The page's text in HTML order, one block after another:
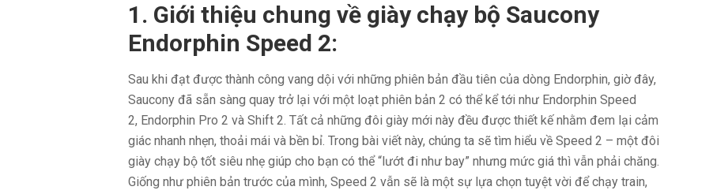
1. Giới thiệu chung về giày chạy bộ Saucony
Endorphin Speed 2:
Sau khi đạt được thành công vang dội với những phiên bản đầu tiên của dòng Endorphin, giờ đây,
Saucony đã sẵn sàng quay trở lại với một loạt phiên bản 2 có thể kể tới như Endorphin Speed
2, Endorphin Pro 2 và Shift 2. Tất cả những đôi giày mới này đều được thiết kế nhằm đem lại cảm
giác nhanh nhẹn, thoải mái và bền bỉ. Trong bài viết này, chúng ta sẽ tìm hiểu về Speed 2 – một đôi
giày chạy bộ tốt siêu nhẹ giúp cho bạn có thể “lướt đi như bay” nhưng mức giá thì vẫn phải chăng.
Giống như phiên bản trước của mình, Speed 2 vẫn sẽ là một sự lựa chọn tuyệt vời để chạy train,